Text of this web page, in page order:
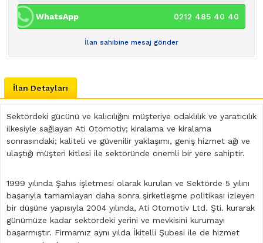
WhatsApp 0212 485 40 40
İlan sahibine mesaj gönder
İlan Detayları
Sektördeki gücünü ve kalıcılığını müşteriye odaklılık ve yaratıcılık
ilkesiyle sağlayan Ati Otomotiv; kiralama ve kiralama
sonrasındaki; kaliteli ve güvenilir yaklaşımı, geniş hizmet ağı ve
ulaştığı müşteri kitlesi ile sektöründe önemli bir yere sahiptir.
1999 yılında Şahıs işletmesi olarak kurulan ve Sektörde 5 yılını
başarıyla tamamlayan daha sonra şirketleşme politikası izleyen
bir düşüne yapısıyla 2004 yılında, Ati Otomotiv Ltd. Şti. kurarak
günümüze kadar sektördeki yerini ve mevkisini kurumayı
başarmıştır. Firmamız aynı yılda İkitelli Şubesi ile de hizmet